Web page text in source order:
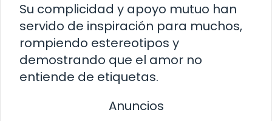
Su complicidad y apoyo mutuo han
servido de inspiración para muchos,
rompiendo estereotipos y
demostrando que el amor no
entiende de etiquetas.
Anuncios